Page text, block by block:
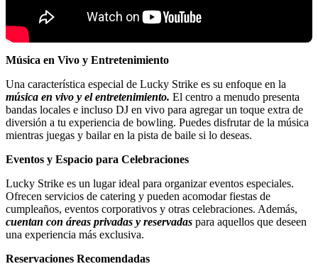
Música en Vivo y Entretenimiento
Una característica especial de Lucky Strike es su enfoque en la
música en vivo y el entretenimiento. El centro a menudo presenta
bandas locales e incluso DJ en vivo para agregar un toque extra de
diversión a tu experiencia de bowling. Puedes disfrutar de la música
mientras juegas y bailar en la pista de baile si lo deseas.
Eventos y Espacio para Celebraciones
Lucky Strike es un lugar ideal para organizar eventos especiales.
Ofrecen servicios de catering y pueden acomodar fiestas de
cumpleaños, eventos corporativos y otras celebraciones. Además,
cuentan con áreas privadas y reservadas para aquellos que deseen
una experiencia más exclusiva.
Reservaciones Recomendadas